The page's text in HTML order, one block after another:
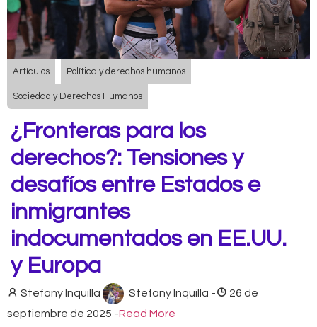
Artículos Política y derechos humanos
Sociedad y Derechos Humanos
¿Fronteras para los
derechos?: Tensiones y
desafíos entre Estados e
inmigrantes
indocumentados en EE.UU.
y Europa
Stefany Inquilla Stefany Inquilla -
26 de
septiembre de 2025 -Read More